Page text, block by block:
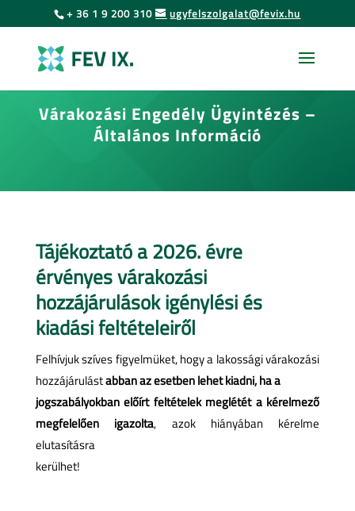
az
tartalmához
+ 36 1 9 200 310 ugyfelszolgalat@fevix.hu
Várakozási Engedély Ügyintézés –
Általános Információ
Tájékoztató a 2026. évre
érvényes várakozási
hozzájárulások igénylési és
kiadási feltételeiről
Felhívjuk szíves figyelmüket, hogy a lakossági várakozási
hozzájárulástabban az esetben lehet kiadni, ha a
jogszabályokban előírt feltételek meglétét a kérelmező
megfelelően igazolta, azok hiányában kérelme
elutasításra
kerülhet!